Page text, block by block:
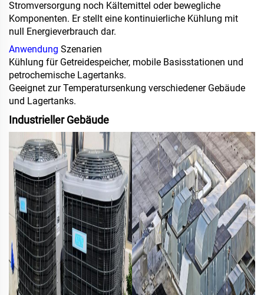
Stromversorgung noch Kältemittel oder bewegliche
Komponenten. Er stellt eine kontinuierliche Kühlung mit
null Energieverbrauch dar.
Anwendung Szenarien
Kühlung für Getreidespeicher, mobile Basisstationen und
petrochemische Lagertanks.
Geeignet zur Temperatursenkung verschiedener Gebäude
und Lagertanks.
Industrieller Gebäude